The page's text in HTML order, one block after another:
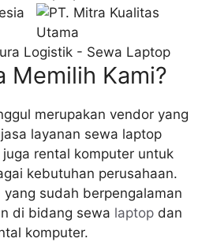
Memilih Kami?
merupakan vendor yang
layanan sewa laptop
rental komputer untuk
kebutuhan perusahaan.
yang sudah berpengalaman
di bidang sewa laptop dan
komputer.